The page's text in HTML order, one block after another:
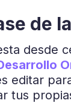
de
desde
editar
tus